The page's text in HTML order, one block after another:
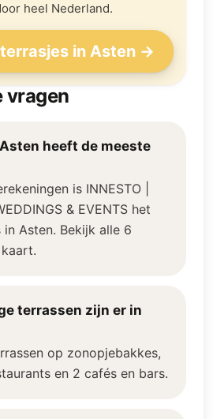
heel Nederland.
in Asten →
vragen
heeft de meeste
is INNESTO |
& EVENTS het
Asten. Bekijk alle 6
terrassen zijn er in
op zonopjebakkes,
en 2 cafés en bars.